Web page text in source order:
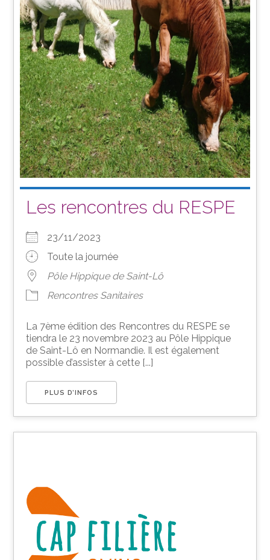
Les rencontres du RESPE
23/11/2023
Toute la journée
Pôle Hippique de Saint-Lô
Rencontres Sanitaires
La 7ème édition des Rencontres du RESPE se
tiendra le 23 novembre 2023 au Pôle Hippique
de Saint-Lô en Normandie. Il est également
possible d’assister à cette [...]
PLUS D’INFOS